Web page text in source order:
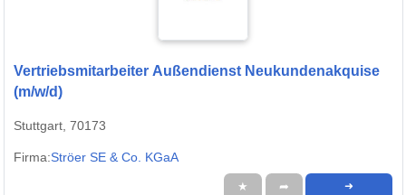
Vertriebsmitarbeiter Außendienst Neukundenakquise
(m/w/d)
Stuttgart, 70173
Firma:Ströer SE & Co. KGaA
★ ➦ ➜